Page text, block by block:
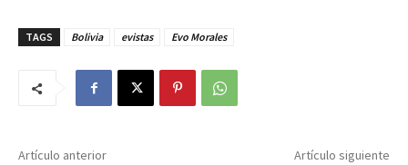
TAGS Bolivia evistas Evo Morales
Artículo anterior Artículo siguiente